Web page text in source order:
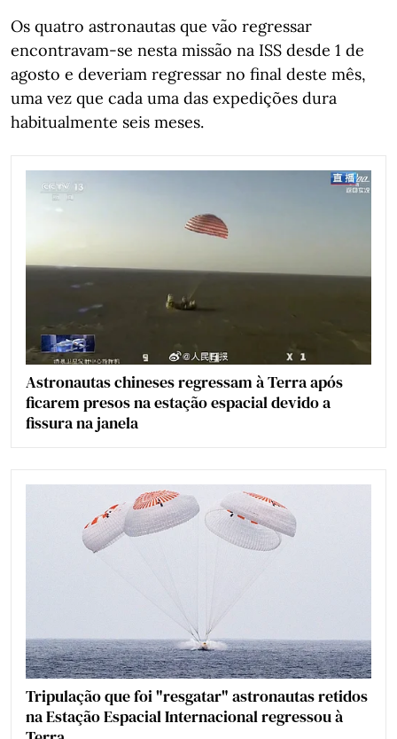
Os quatro astronautas que vão regressar
encontravam-se nesta missão na ISS desde 1 de
agosto e deveriam regressar no final deste mês,
uma vez que cada uma das expedições dura
habitualmente seis meses.
Astronautas chineses regressam à Terra após
ficarem presos na estação espacial devido a
fissura na janela
Tripulação que foi "resgatar" astronautas retidos
na Estação Espacial Internacional regressou à